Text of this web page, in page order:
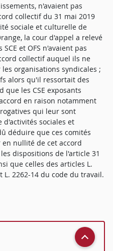
n'avaient pas
collectif du 31 mai 2019
sociale et culturelle de
la cour d'appel a relevé
et OFS n'avaient pas
collectif auquel ils ne
organisations syndicales ;
alors qu'il ressortait des
les CSE exposants
en raison notamment
qui leur sont
sociales et
déduire que ces comités
nullité de cet accord
dispositions de l'article 31
que celles des articles L.
L. 2262-14 du code du travail.